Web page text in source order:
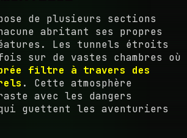
de plusieurs sections
abritant ses propres
Les tunnels étroits
sur de vastes chambres où
filtre à travers des
. Cette atmosphère
avec les dangers
qui guettent les aventuriers